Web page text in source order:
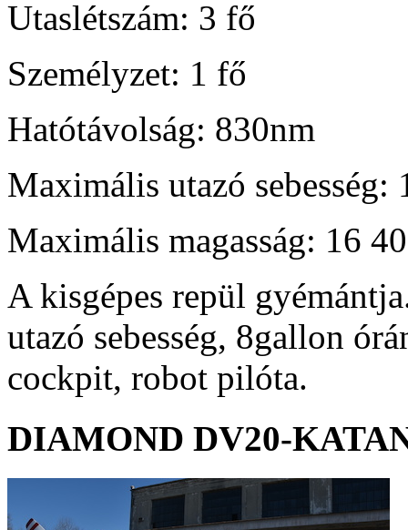
Utaslétszám: 3 fő
Személyzet: 1 fő
Hatótávolság: 830nm
Maximális utazó sebesség:
Maximális magasság: 16
A kisgépes repül
utazó sebesség, 8gallon
cockpit, robot pilóta.
DIAMOND DV20-